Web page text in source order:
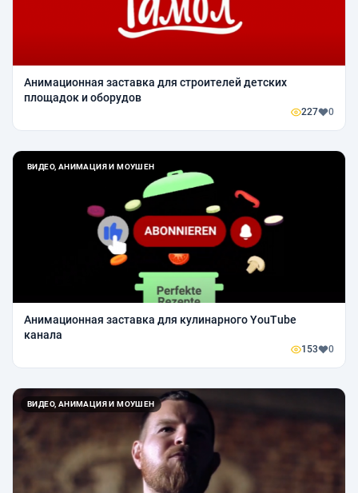
Анимационная заставка для строителей детских
площадок и оборудов
227 0
ВИДЕО, АНИМАЦИЯ И МОУШЕН
Анимационная заставка для кулинарного YouTube
канала
153 0
ВИДЕО, АНИМАЦИЯ И МОУШЕН